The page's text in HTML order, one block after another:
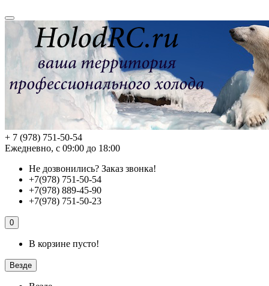
+ 7 (978) 751-50-54
Ежедневно, с 09:00 до 18:00
Не дозвонились? Заказ звонка!
+7(978) 751-50-54
+7(978) 889-45-90
+7(978) 751-50-23
0
В корзине пусто!
Везде